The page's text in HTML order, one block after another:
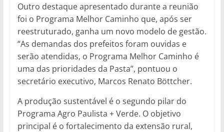
Outro destaque apresentado durante a reunião
foi o Programa Melhor Caminho que, após ser
reestruturado, ganha um novo modelo de gestão.
“As demandas dos prefeitos foram ouvidas e
serão atendidas, o Programa Melhor Caminho é
uma das prioridades da Pasta”, pontuou o
secretário executivo, Marcos Renato Böttcher.
A produção sustentável é o segundo pilar do
Programa Agro Paulista + Verde. O objetivo
principal é o fortalecimento da extensão rural,